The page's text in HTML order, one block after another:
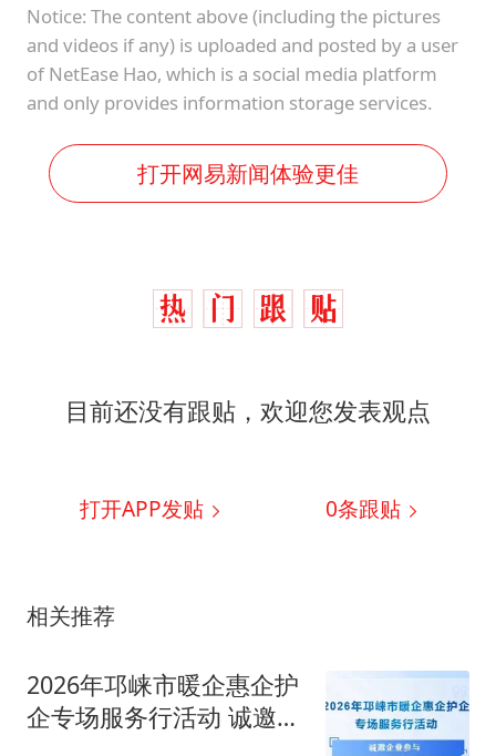
Notice: The content above (including the pictures
and videos if any) is uploaded and posted by a user
of NetEase Hao, which is a social media platform
and only provides information storage services.
打开网易新闻体验更佳
目前还没有跟贴，欢迎您发表观点
打开APP发贴 0条跟贴
相关推荐
2026年邛崃市暖企惠企护
企专场服务行活动 诚邀企